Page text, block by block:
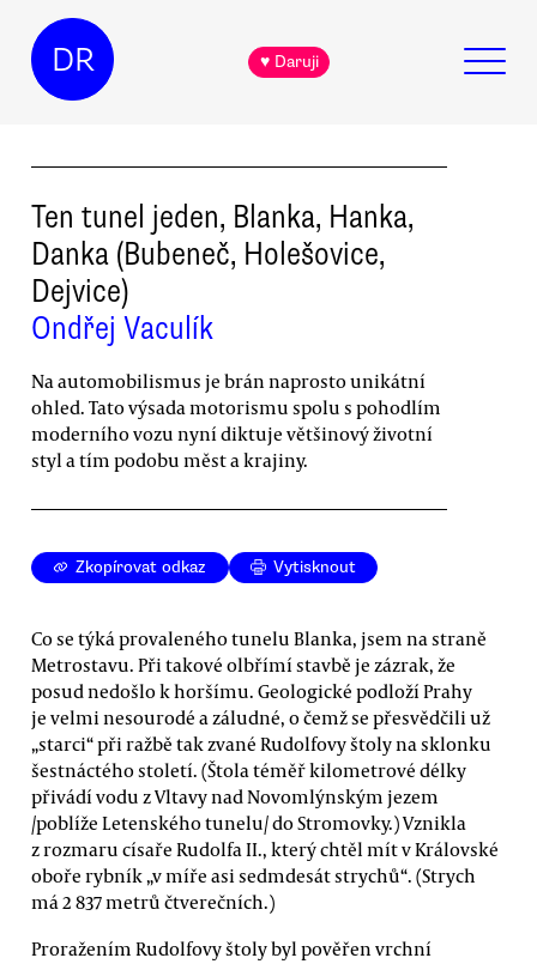
DR ♥ Daruji
Ten tunel jeden, Blanka, Hanka,
Danka (Bubeneč, Holešovice,
Dejvice)
Ondřej Vaculík
Na automobilismus je brán naprosto unikátní
ohled. Tato výsada motorismu spolu s pohodlím
moderního vozu nyní diktuje většinový životní
styl a tím podobu měst a krajiny.
Zkopírovat odkaz Vytisknout
Co se týká provaleného tunelu Blanka, jsem na straně
Metrostavu. Při takové olbřímí stavbě je zázrak, že
posud nedošlo k horšímu. Geologické podloží Prahy
je velmi nesourodé a záludné, o čemž se přesvědčili už
„starci“ při ražbě tak zvané Rudolfovy štoly na sklonku
šestnáctého století. (Štola téměř kilometrové délky
přivádí vodu z Vltavy nad Novomlýnským jezem
/poblíže Letenského tunelu/ do Stromovky.) Vznikla
z rozmaru císaře Rudolfa II., který chtěl mít v Královské
oboře rybník „v míře asi sedmdesát strychů“. (Strych
má 2 837 metrů čtverečních.)
Proražením Rudolfovy štoly byl pověřen vrchní